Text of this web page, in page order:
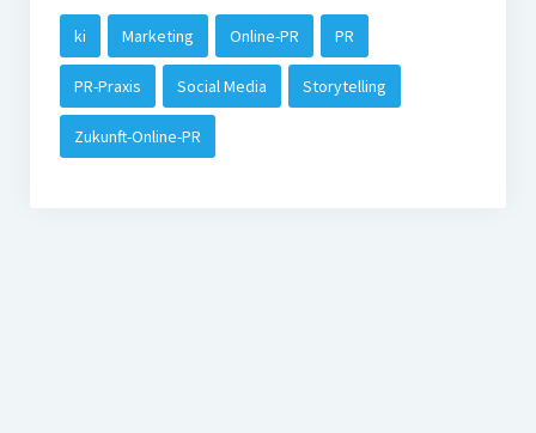
ki Marketing Online-PR PR
PR-Praxis Social Media Storytelling
Zukunft-Online-PR